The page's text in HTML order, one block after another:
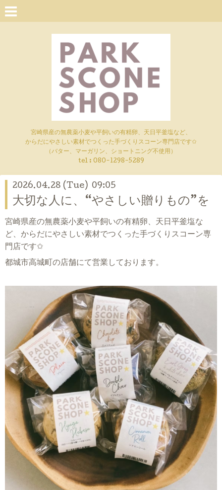
宮崎県産の無農薬小麦や平飼いの有精卵、天日平釜塩など、
からだにやさしい素材でつくった手づくりスコーン専門店です✩
（バター、マーガリン、ショートニング不使用）
tel : 080-1298-5289
2026.04.28 (Tue) 09:05
大切な人に、“やさしい贈りもの”を
宮崎県産の無農薬小麦や平飼いの有精卵、天日平釜塩な
ど、からだにやさしい素材でつくった手づくりスコーン専
門店です✩
都城市高城町の店舗にて営業しております。